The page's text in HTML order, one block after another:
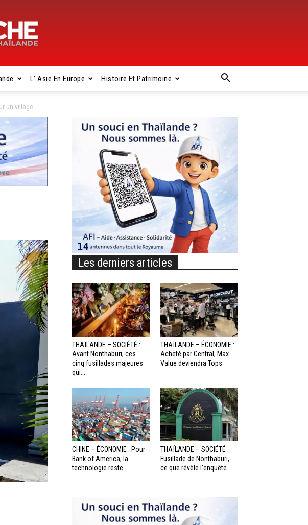
L’ Asie En Europe Histoire Et Patrimoine
un village
Les derniers articles
THAÏLANDE – SOCIÉTÉ :
Avant Nonthaburi, ces
cinq fusillades majeures
qui...
THAÏLANDE – ÉCONOMIE :
Acheté par Central, Max
Value deviendra Tops
CHINE – ÉCONOMIE : Pour
Bank of America, la
technologie reste...
THAÏLANDE – SOCIÉTÉ :
Fusillade de Nonthaburi,
ce que révèle l’enquête...